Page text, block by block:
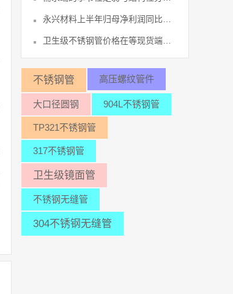
不锈钢管 高压螺纹管件
大口径圆钢 904L不锈钢管
TP321不锈钢管
317不锈钢管
卫生级镜面管
不锈钢无缝管
304不锈钢无缝管